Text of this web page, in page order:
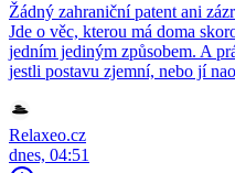
Žádný zahraniční patent ani
Jde o věc, kterou má doma
jedním jediným způsobem. A
jestli postavu zjemní, nebo jí
Relaxeo.cz
dnes, 04:51